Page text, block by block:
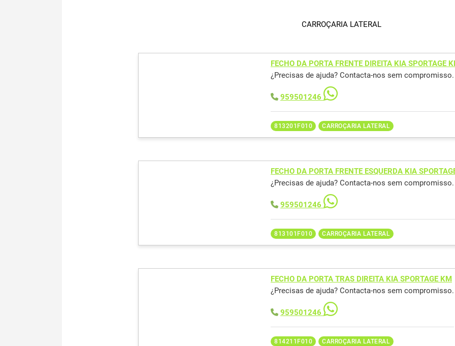
CARROÇARIA LATERAL
FECHO DA PORTA FRENTE DIREITA KIA SPORTAGE
¿Precisas de ajuda? Contacta-nos sem compromisso.
959501246
813201F010 CARROÇARIA LATERAL
FECHO DA PORTA FRENTE ESQUERDA KIA
¿Precisas de ajuda? Contacta-nos sem compromisso.
959501246
813101F010 CARROÇARIA LATERAL
FECHO DA PORTA TRAS DIREITA KIA SPORTAGE KM
¿Precisas de ajuda? Contacta-nos sem compromisso.
959501246
814211F010 CARROÇARIA LATERAL